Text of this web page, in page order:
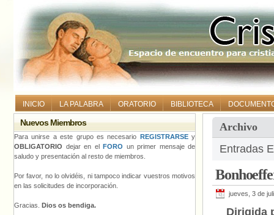
INICIO LA PALABRA ORATORIO BIBLIOTECA
Archivo
Entradas
jueves, 3 de
Dirigida
Nuevos Miembros
Para unirse a este grupo es necesario REGISTRARSEy
OBLIGATORIO dejar en el FORO un primer mensaje de
saludo y presentación al resto de miembros.
Por favor, no lo olvidéis, ni tampoco indicar vuestros motivos
en las solicitudes de incorporación.
Gracias. Dios os bendiga.